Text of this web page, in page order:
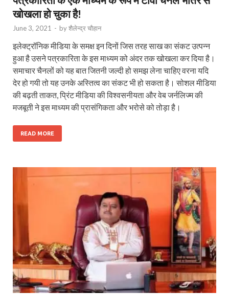
खोखला हो चुका है!
June 3, 2021 - byशैलेन्द्र चौहान
इलेक्ट्रॉनिक मीडिया के समक्ष इन दिनों जिस तरह साख का संकट उत्पन्न
हुआ है उसने पत्रकारिता के इस माध्यम को अंदर तक खोखला कर दिया है।
समाचार चैनलों को यह बात जितनी जल्दी हो समझ लेना चाहिए वरना यदि
देर हो गयी तो यह उनके अस्तित्व का संकट भी हो सकता है। सोशल मीडिया
की बढ़ती ताकत, प्रिंट मीडिया की विश्वसनीयता और वेब जर्नलिज्म की
मजबूती ने इस माध्यम की प्रासंगिकता और भरोसे को तोड़ा है।
READ MORE